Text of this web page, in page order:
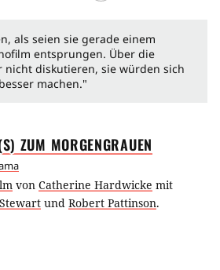
als seien sie gerade einem
entsprungen. Über die
nicht diskutieren, sie würden sich
machen."
ZUM MORGENGRAUEN
von Catherine Hardwicke mit
und Robert Pattinson.